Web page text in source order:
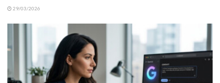
29/03/2026